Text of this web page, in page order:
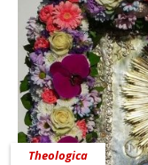
Theologica